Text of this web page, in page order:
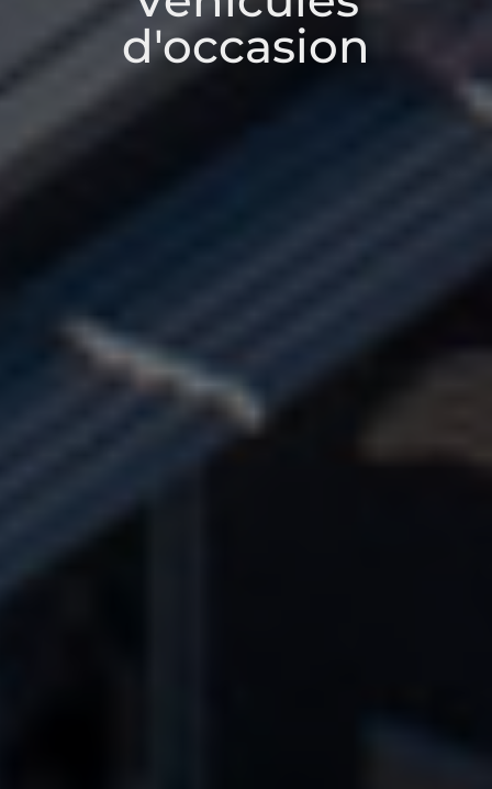
d'occasion